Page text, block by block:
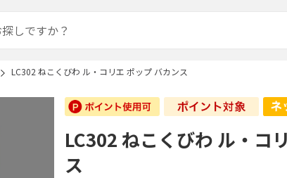
LC302 ねこくびわ ル・コリエ ポップ バカンス
LC302 ねこくびわ ル・コ
ス